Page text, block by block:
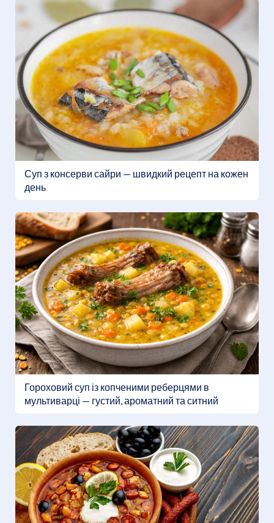
Суп з консерви сайри — швидкий рецепт на кожен
день
Гороховий суп із копченими реберцями в
мультиварці — густий, ароматний та ситний